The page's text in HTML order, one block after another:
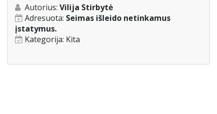
Autorius: Vilija Stirbytė
Adresuota: Seimas išleido netinkamus
įstatymus.
Kategorija: Kita